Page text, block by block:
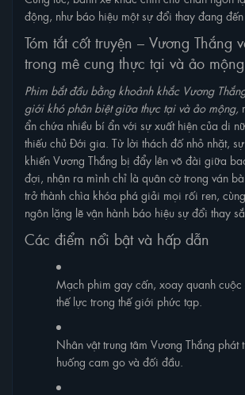
động, như báo hiệu một sự đổi thay đang
Tóm tắt cốt truyện – Vương Thắng
trong mê cung thực tại và ảo mộng
Phim bắt đầu bằng khoảnh khắc Vương
giới khó phân biệt giữa thực tại và ảo mộng,
ẩn chứa nhiều bí ẩn với sự xuất hiện của di
thiếu chủ Đới gia. Từ lời thách đố nhỏ nhặt,
khiến Vương Thắng bị đẩy lên võ đài giữa
đợi, nhận ra mình chỉ là quân cờ trong ván
trở thành chìa khóa phá giải mọi rối ren,
ngôn lặng lẽ vận hành báo hiệu sự đổi thay
Các điểm nổi bật và hấp dẫn
Mạch phim gay cấn, xoay quanh
thế lực trong thế giới phức tạp.
Nhân vật trung tâm Vương Thắng phát
huống cam go và đối đầu.